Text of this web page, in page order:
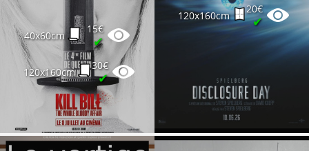
40x60cm
15€
✔
120x160cm
30€
✔
120x160cm
20€
✔